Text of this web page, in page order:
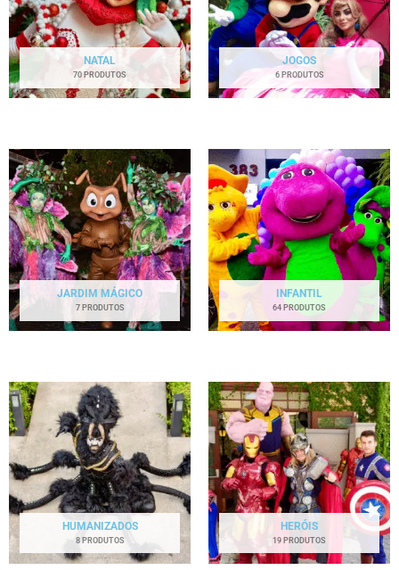
NATAL
70 PRODUTOS
JOGOS
6 PRODUTOS
JARDIM MÁGICO
7 PRODUTOS
INFANTIL
64 PRODUTOS
HUMANIZADOS
8 PRODUTOS
HERÓIS
19 PRODUTOS